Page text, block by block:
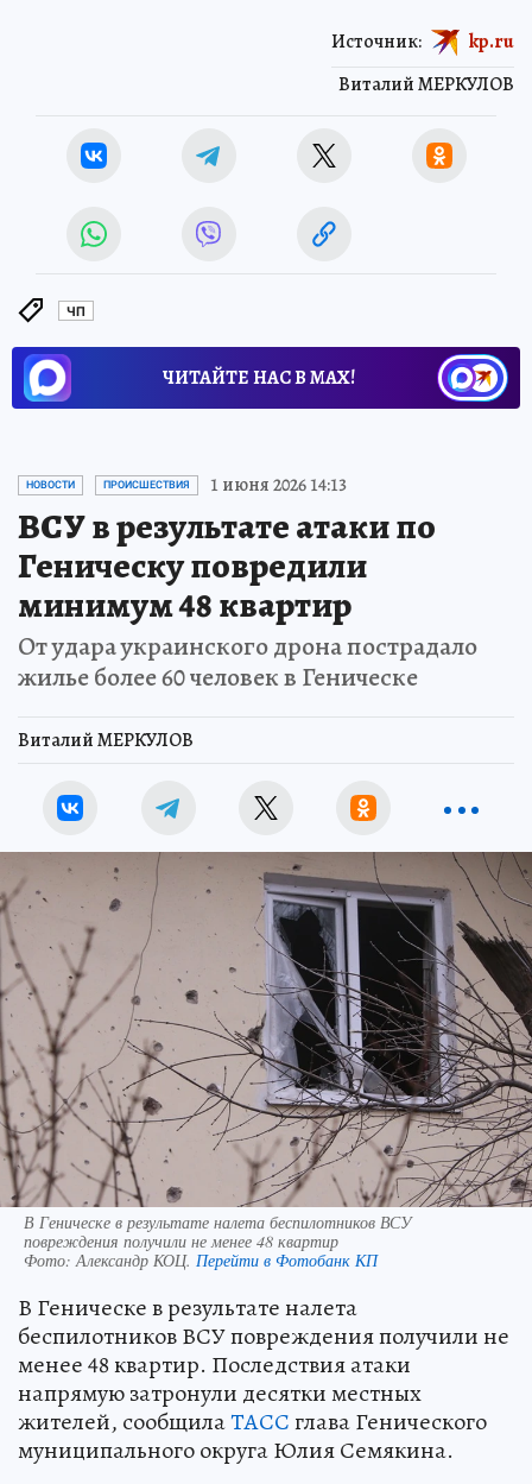
Виталий МЕРКУЛОВ
Источник: kp.ru
ЧП
ЧИТАЙТЕ НАС В МАХ!
НОВОСТИ ПРОИСШЕСТВИЯ 1 июня 2026 14:13
ВСУ в результате атаки по
Геническу повредили
минимум 48 квартир
От удара украинского дрона пострадало
жилье более 60 человек в Геническе
Виталий МЕРКУЛОВ
В Геническе в результате налета беспилотников ВСУ
повреждения получили не менее 48 квартир
Фото:Александр КОЦ. Перейти в Фотобанк КП
В Геническе в результате налета
беспилотников ВСУ повреждения получили не
менее 48 квартир. Последствия атаки
напрямую затронули десятки местных
жителей, сообщилаТАССглава Генического
муниципального округа Юлия Семякина.